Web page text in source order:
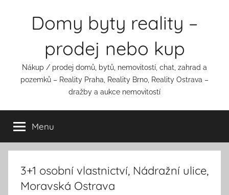
Domy byty reality –
prodej nebo kup
Nákup / prodej domů, bytů, nemovitostí, chat, zahrad a
pozemků – Reality Praha, Reality Brno, Reality Ostrava –
dražby a aukce nemovitostí
Menu
3+1 osobní vlastnictví, Nádražní ulice,
Moravská Ostrava